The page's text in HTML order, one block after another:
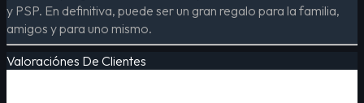
y PSP. En definitiva, puede ser un gran regalo para la familia,
amigos y para uno mismo.
Valoraciónes De Clientes